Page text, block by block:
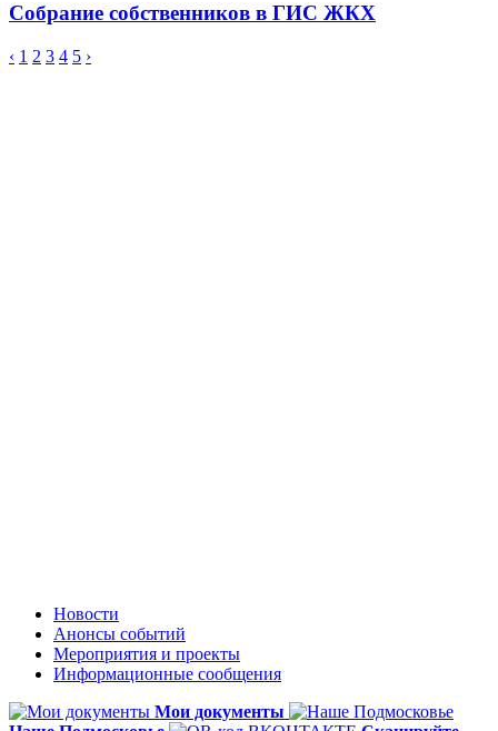
Собрание собственников в ГИС ЖКХ
‹ 1 2 3 4 5 ›
Новости
Анонсы событий
Мероприятия и проекты
Информационные сообщения
Мои документы